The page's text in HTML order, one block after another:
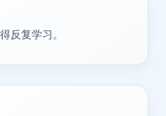
反复学习。